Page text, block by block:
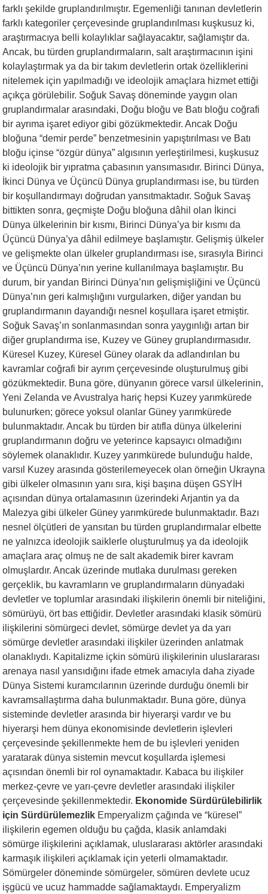
farklı şekilde gruplandırılmıştır. Egemenliği tanınan devletlerin
farklı kategoriler çerçevesinde gruplandırılması kuşkusuz ki,
araştırmacıya belli kolaylıklar sağlayacaktır, sağlamıştır da.
Ancak, bu türden gruplandırmaların, salt araştırmacının işini
kolaylaştırmak ya da bir takım devletlerin ortak özelliklerini
nitelemek için yapılmadığı ve ideolojik amaçlara hizmet ettiği
açıkça görülebilir. Soğuk Savaş döneminde yaygın olan
gruplandırmalar arasındaki, Doğu bloğu ve Batı bloğu coğrafi
bir ayrıma işaret ediyor gibi gözükmektedir. Ancak Doğu
bloğuna “demir perde” benzetmesinin yapıştırılması ve Batı
bloğu içinse “özgür dünya” algısının yerleştirilmesi, kuşkusuz
ki ideolojik bir yıpratma çabasının yansımasıdır. Birinci Dünya,
İkinci Dünya ve Üçüncü Dünya gruplandırması ise, bu türden
bir koşullandırmayı doğrudan yansıtmaktadır. Soğuk Savaş
bittikten sonra, geçmişte Doğu bloğuna dâhil olan İkinci
Dünya ülkelerinin bir kısmı, Birinci Dünya’ya bir kısmı da
Üçüncü Dünya’ya dâhil edilmeye başlamıştır. Gelişmiş ülkeler
ve gelişmekte olan ülkeler gruplandırması ise, sırasıyla Birinci
ve Üçüncü Dünya’nın yerine kullanılmaya başlamıştır. Bu
durum, bir yandan Birinci Dünya’nın gelişmişliğini ve Üçüncü
Dünya’nın geri kalmışlığını vurgularken, diğer yandan bu
gruplandırmanın dayandığı nesnel koşullara işaret etmiştir.
Soğuk Savaş’ın sonlanmasından sonra yaygınlığı artan bir
diğer gruplandırma ise, Kuzey ve Güney gruplandırmasıdır.
Küresel Kuzey, Küresel Güney olarak da adlandırılan bu
kavramlar coğrafi bir ayrım çerçevesinde oluşturulmuş gibi
gözükmektedir. Buna göre, dünyanın görece varsıl ülkelerinin,
Yeni Zelanda ve Avustralya hariç hepsi Kuzey yarımkürede
bulunurken; görece yoksul olanlar Güney yarımkürede
bulunmaktadır. Ancak bu türden bir atıfla dünya ülkelerini
gruplandırmanın doğru ve yeterince kapsayıcı olmadığını
söylemek olanaklıdır. Kuzey yarımkürede bulunduğu halde,
varsıl Kuzey arasında gösterilemeyecek olan örneğin Ukrayna
gibi ülkeler olmasının yanı sıra, kişi başına düşen GSYİH
açısından dünya ortalamasının üzerindeki Arjantin ya da
Malezya gibi ülkeler Güney yarımkürede bulunmaktadır. Bazı
nesnel ölçütleri de yansıtan bu türden gruplandırmalar elbette
ne yalnızca ideolojik saiklerle oluşturulmuş ya da ideolojik
amaçlara araç olmuş ne de salt akademik birer kavram
olmuşlardır. Ancak üzerinde mutlaka durulması gereken
gerçeklik, bu kavramların ve gruplandırmaların dünyadaki
devletler ve toplumlar arasındaki ilişkilerin önemli bir niteliğini,
sömürüyü, ört bas ettiğidir. Devletler arasındaki klasik sömürü
ilişkilerini sömürgeci devlet, sömürge devlet ya da yarı
sömürge devletler arasındaki ilişkiler üzerinden anlatmak
olanaklıydı. Kapitalizme içkin sömürü ilişkilerinin uluslararası
arenaya nasıl yansıdığını ifade etmek amacıyla daha ziyade
Dünya Sistemi kuramcılarının üzerinde durduğu önemli bir
kavramsallaştırma daha bulunmaktadır. Buna göre, dünya
sisteminde devletler arasında bir hiyerarşi vardır ve bu
hiyerarşi hem dünya ekonomisinde devletlerin işlevleri
çerçevesinde şekillenmekte hem de bu işlevleri yeniden
yaratarak dünya sistemin mevcut koşullarda işlemesi
açısından önemli bir rol oynamaktadır. Kabaca bu ilişkiler
merkez-çevre ve yarı-çevre devletler arasındaki ilişkiler
çerçevesinde şekillenmektedir. Ekonomide Sürdürülebilirlik
için Sürdürülemezlik Emperyalizm çağında ve “küresel”
ilişkilerin egemen olduğu bu çağda, klasik anlamdaki
sömürge ilişkilerini açıklamak, uluslararası aktörler arasındaki
karmaşık ilişkileri açıklamak için yeterli olmamaktadır.
Sömürgeler döneminde sömürgeler, sömüren devlete ucuz
işgücü ve ucuz hammadde sağlamaktaydı. Emperyalizm